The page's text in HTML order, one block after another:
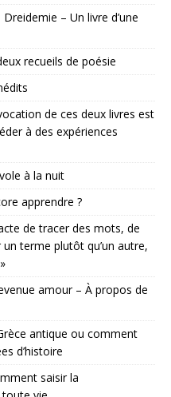
– Un livre d’une
recueils de poésie
de ces deux livres est
à des expériences
à la nuit
apprendre ?
de tracer des mots, de
terme plutôt qu’un autre,
amour – À propos de
antique ou comment
d’histoire
saisir la